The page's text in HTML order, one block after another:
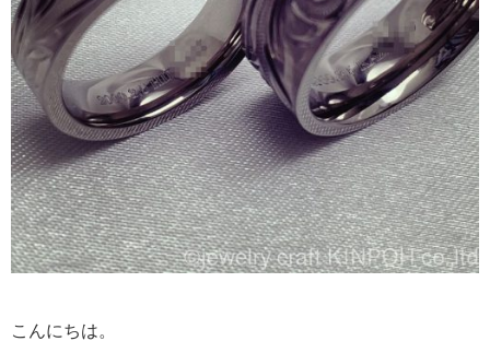
こんにちは。